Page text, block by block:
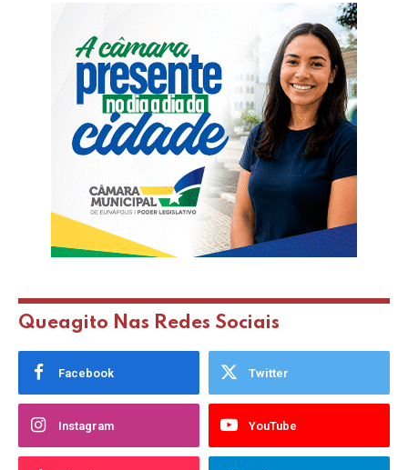
Queagito Nas Redes Sociais
Facebook Twitter
Instagram YouTube